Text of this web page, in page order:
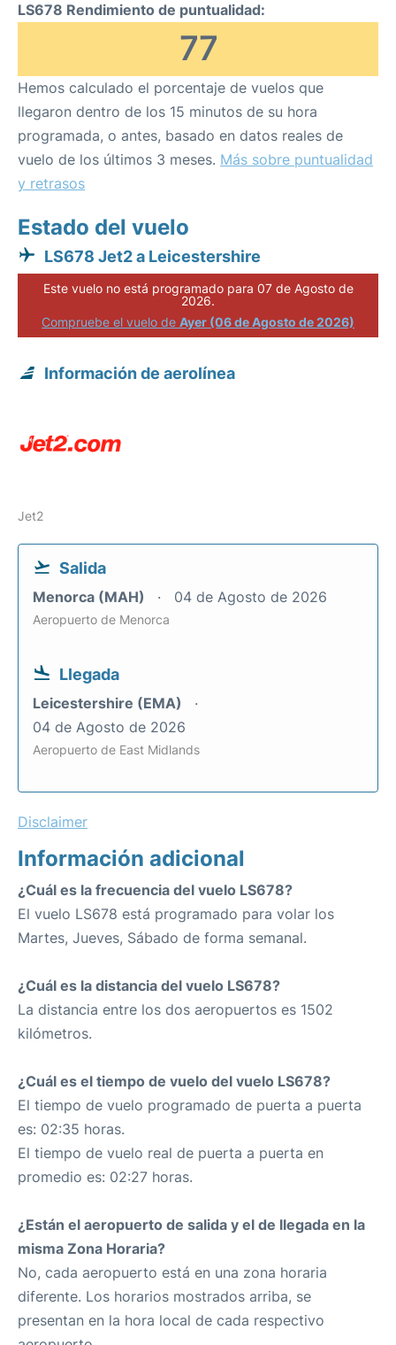
LS678 Rendimiento de puntualidad:
77
Hemos calculado el porcentaje de vuelos que
llegaron dentro de los 15 minutos de su hora
programada, o antes, basado en datos reales de
vuelo de los últimos 3 meses. Más sobre puntualidad
y retrasos
Estado del vuelo
LS678 Jet2 a Leicestershire
Este vuelo no está programado para 07 de Agosto de
2026.
Compruebe el vuelo de Ayer (06 de Agosto de 2026)
Información de aerolínea
Jet2
Salida
Menorca (MAH) 04 de Agosto de 2026
Aeropuerto de Menorca
Llegada
Leicestershire (EMA)
04 de Agosto de 2026
Aeropuerto de East Midlands
Disclaimer
Información adicional
¿Cuál es la frecuencia del vuelo LS678?
El vuelo LS678 está programado para volar los
Martes, Jueves, Sábado de forma semanal.
¿Cuál es la distancia del vuelo LS678?
La distancia entre los dos aeropuertos es 1502
kilómetros.
¿Cuál es el tiempo de vuelo del vuelo LS678?
El tiempo de vuelo programado de puerta a puerta
es: 02:35 horas.
El tiempo de vuelo real de puerta a puerta en
promedio es: 02:27 horas.
¿Están el aeropuerto de salida y el de llegada en la
misma Zona Horaria?
No, cada aeropuerto está en una zona horaria
diferente. Los horarios mostrados arriba, se
presentan en la hora local de cada respectivo